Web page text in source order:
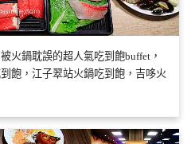
火鍋耽誤的超人氣吃到飽buffet，
飽，江子翠站火鍋吃到飽，吉哆火